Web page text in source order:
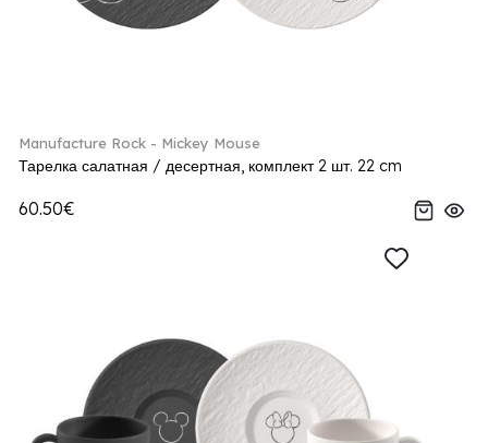
Manufacture Rock - Mickey Mouse
Тарелка салатная / десертная, комплект 2 шт. 22 cm
60.50€